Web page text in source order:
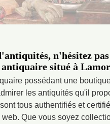
n'hésitez
antiquaire situé à
possédant une
les antiquités qu'il
tous authentifiés et
Que vous soyez